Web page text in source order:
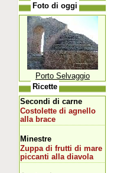
Foto di oggi
Porto Selvaggio
Ricette
Secondi di carne
Costolette di agnello
alla brace
Minestre
Zuppa di frutti di mare
piccanti alla diavola